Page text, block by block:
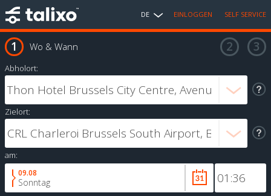
DE EINLOGGEN SELF SERVICE
Wo & Wann
Abholort:
Zielort:
am:
09.08
Sonntag